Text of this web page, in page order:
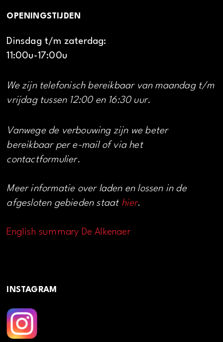
OPENINGSTIJDEN
Dinsdag t/m zaterdag:
11:00u-17:00u
We zijn telefonisch bereikbaar van maandag t/m
vrijdag tussen 12:00 en 16:30 uur.
Vanwege de verbouwing zijn we beter
bereikbaar per e-mail of via het
contactformulier.
Meer informatie over laden en lossen in de
afgesloten gebieden staat hier.
English summary De Alkenaer
INSTAGRAM